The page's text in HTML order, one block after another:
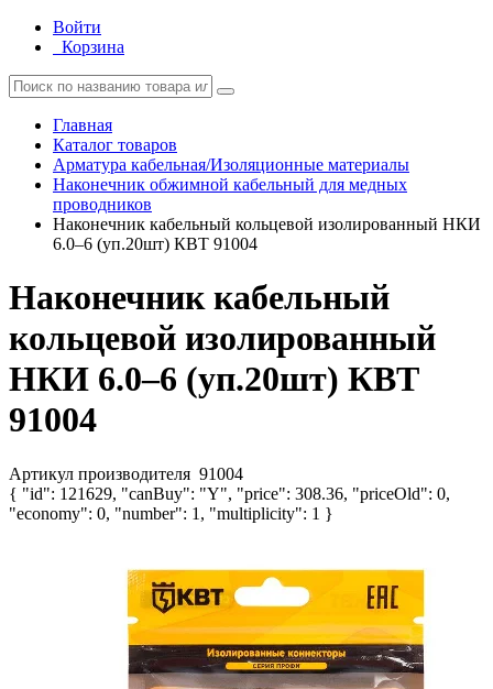
Войти
Корзина
Главная
Каталог товаров
Арматура кабельная/Изоляционные материалы
Наконечник обжимной кабельный для медных
проводников
Наконечник кабельный кольцевой изолированный НКИ
6.0–6 (уп.20шт) КВТ 91004
Наконечник кабельный
кольцевой изолированный
НКИ 6.0–6 (уп.20шт) КВТ
91004
Артикул производителя 91004
{ "id": 121629, "canBuy": "Y", "price": 308.36, "priceOld": 0,
"economy": 0, "number": 1, "multiplicity": 1 }